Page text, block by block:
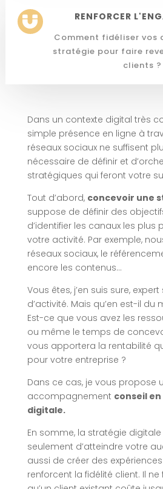
 RENFORCER
Comment fidéliser vos
stratégie pour faire
clients ?
Dans un contexte digital très
simple présence en ligne à
réseaux sociaux ne suffisent
nécessaire de définir et
stratégiques qui feront votre
Tout d’abord, concevoir une
suppose de définir des objectifs
d’identifier les canaux les plus
votre activité. Par exemple,
réseaux sociaux, le
encore les contenus…
Vous êtes, j’en suis sure,
d’activité. Mais qu’en est-il du
Est-ce que vous avez les
ou même le temps de
vous apportera la rentabilité
pour votre entreprise ?
Dans ce cas, je vous propose
accompagnement conseil
digitale.
En somme, la stratégie
seulement d’atteindre votre
aussi de créer des
renforcent la fidélité client. Il